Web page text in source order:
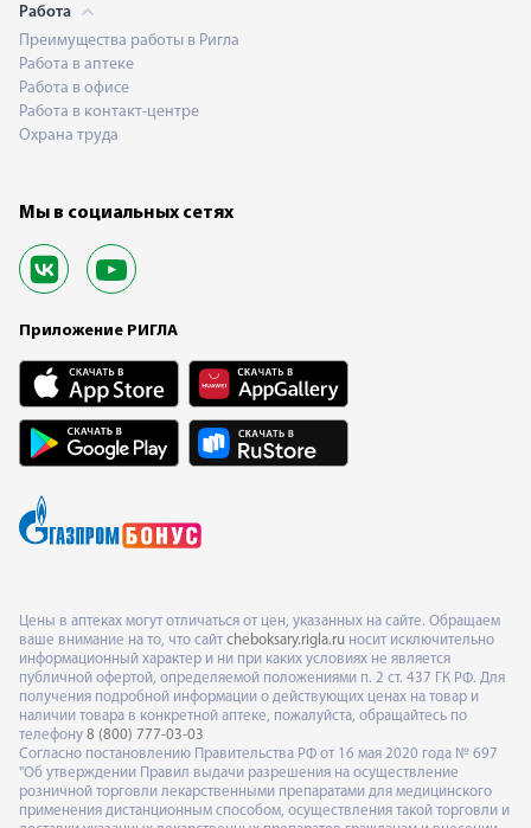
Работа
Преимущества работы в Ригла
Работа в аптеке
Работа в офисе
Работа в контакт-центре
Охрана труда
Мы в социальных сетях
Приложение РИГЛА
Цены в аптеках могут отличаться от цен, указанных на сайте. Обращаем
ваше внимание на то, что сайт cheboksary.rigla.ru носит исключительно
информационный характер и ни при каких условиях не является
публичной офертой, определяемой положениями п. 2 ст. 437 ГК РФ. Для
получения подробной информации о действующих ценах на товар и
наличии товара в конкретной аптеке, пожалуйста, обращайтесь по
телефону 8 (800) 777-03-03
Согласно постановлению Правительства РФ от 16 мая 2020 года № 697
"Об утверждении Правил выдачи разрешения на осуществление
розничной торговли лекарственными препаратами для медицинского
применения дистанционным способом, осуществления такой торговли и